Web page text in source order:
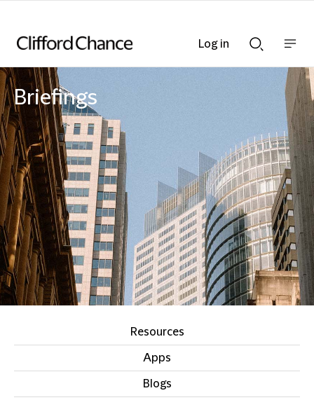
Searchnav
bar
Briefings
Resources
Apps
Blogs
Log in